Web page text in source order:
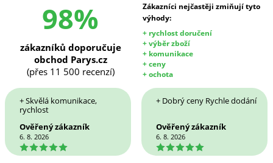
98%
Zákazníci nejčastěji zmiňují tyto
výhody:
+ rychlost doručení
+ výběr zboží
+ komunikace
+ ceny
+ ochota
zákazníků doporučuje
obchod Parys.cz
(přes 11 500 recenzí)
+ Skvělá komunikace,
rychlost
Ověřený zákazník
6. 8. 2026
5
+ Dobrý ceny Rychle dodání
Ověřený zákazník
6. 8. 2026
5